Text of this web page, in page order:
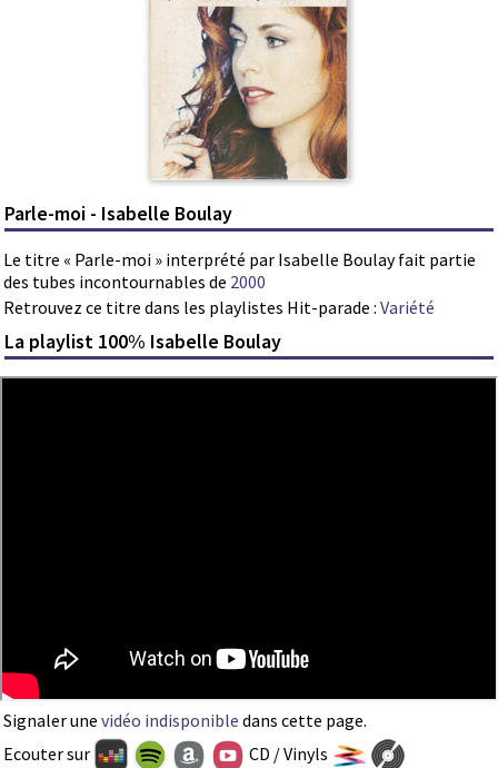
Parle-moi - Isabelle Boulay
Le titre « Parle-moi » interprété par Isabelle Boulay fait partie
des tubes incontournables de 2000
Retrouvez ce titre dans les playlistes Hit-parade : Variété
La playlist 100% Isabelle Boulay
Signaler une vidéo indisponible dans cette page.
Ecouter sur
CD / Vinyls